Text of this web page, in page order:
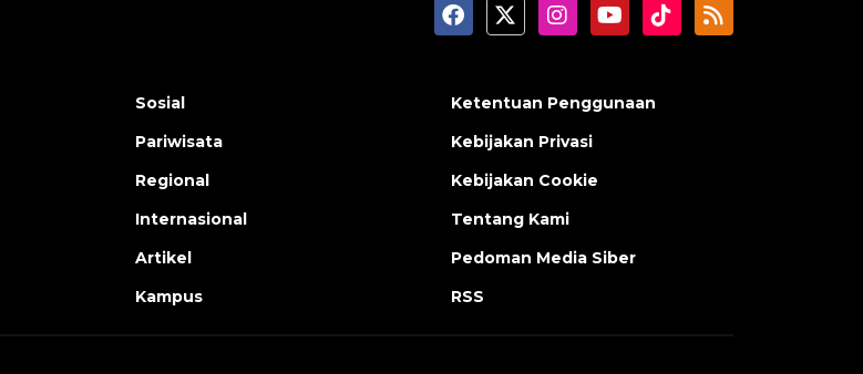
Sosial
Pariwisata
Regional
Internasional
Artikel
Kampus
Ketentuan Penggunaan
Kebijakan Privasi
Kebijakan Cookie
Tentang Kami
Pedoman Media Siber
RSS